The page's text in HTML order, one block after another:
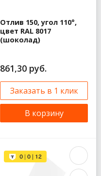
Отлив 150, угол 110°,
цвет RAL 8017
(шоколад)
861,30 руб.
Заказать в 1 клик
В корзину